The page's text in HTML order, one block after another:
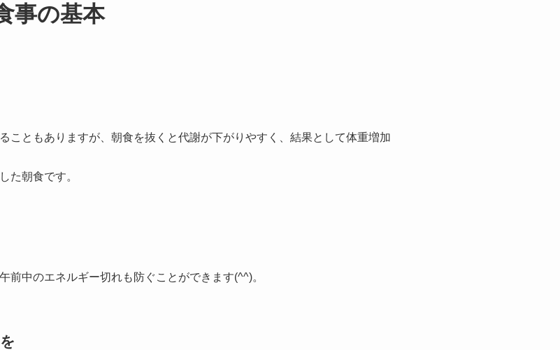
事の基本
こともありますが、朝食を抜くと代謝が下がりやすく、結果として体重増加
た朝食です。
前中のエネルギー切れも防ぐことができます(^^)。